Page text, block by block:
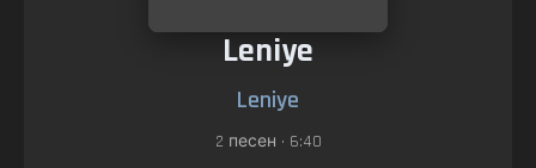
Leniye
Leniye
2 песен • 6:40